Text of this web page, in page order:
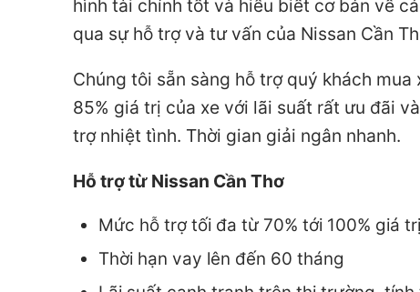
hình tài chính tốt và hiểu biết cơ bản về
qua sự hỗ trợ và tư vấn của Nissan Cần
Chúng tôi sẵn sàng hỗ trợ quý khách
85% giá trị của xe với lãi suất rất ưu đãi
trợ nhiệt tình. Thời gian giải ngân nhanh.
Hỗ trợ từ Nissan Cần Thơ
Mức hỗ trợ tối đa từ 70% tới 100% giá
Thời hạn vay lên đến 60 tháng